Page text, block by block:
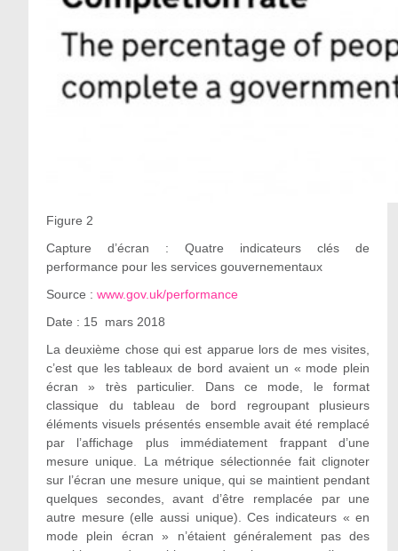
Figure 2
Capture d’écran : Quatre indicateurs clés de
performance pour les services gouvernementaux
Source : www.gov.uk/performance
Date : 15 mars 2018
La deuxième chose qui est apparue lors de mes visites,
c’est que les tableaux de bord avaient un « mode plein
écran » très particulier. Dans ce mode, le format
classique du tableau de bord regroupant plusieurs
éléments visuels présentés ensemble avait été remplacé
par l’affichage plus immédiatement frappant d’une
mesure unique. La métrique sélectionnée fait clignoter
sur l’écran une mesure unique, qui se maintient pendant
quelques secondes, avant d’être remplacée par une
autre mesure (elle aussi unique). Ces indicateurs « en
mode plein écran » n’étaient généralement pas des